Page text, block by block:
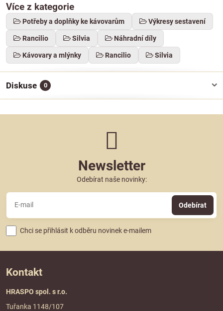
Více z kategorie
Potřeby a doplňky ke kávovarům Výkresy sestavení
Rancilio Silvia Náhradní díly
Kávovary a mlýnky Rancilio Silvia
Diskuse 0
Newsletter
Odebírat naše novinky:
Odebírat
Chci se přihlásit k odběru novinek e-mailem
Kontakt
HRASPO spol. s r.o.
Tuřanka 1148/107